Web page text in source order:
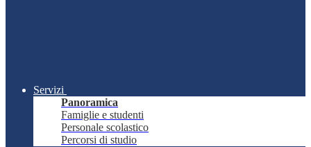
Servizi
Panoramica
Famiglie e studenti
Personale scolastico
Percorsi di studio